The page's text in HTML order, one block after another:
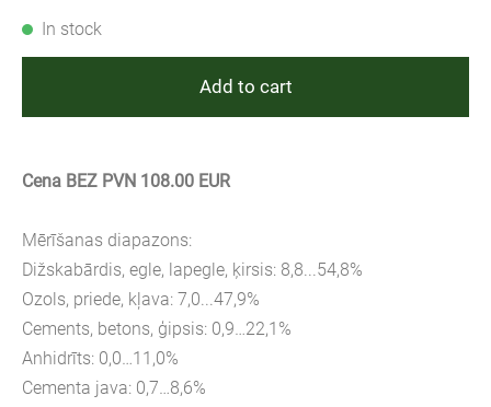
In stock
Add to cart
Cena BEZ PVN 108.00 EUR
Mērīšanas diapazons:
Dižskabārdis, egle, lapegle, ķirsis: 8,8...54,8%
Ozols, priede, kļava: 7,0...47,9%
Cements, betons, ģipsis: 0,9…22,1%
Anhidrīts: 0,0…11,0%
Cementa java: 0,7…8,6%